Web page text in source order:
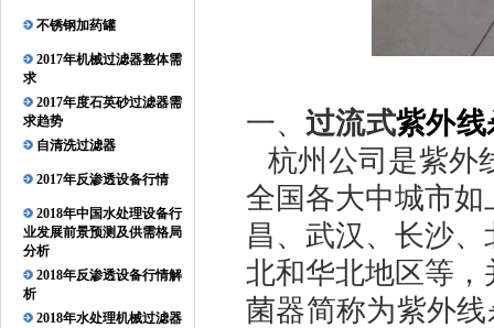
不锈钢加药罐
2017年机械过滤器整体需
求
2017年度石英砂过滤器需
求趋势
自清洗过滤器
2017年反渗透设备行情
2018年中国水处理设备行
业发展前景预测及供需格局
分析
2018年反渗透设备行情解
析
2018年水处理机械过滤器
一、 过流式紫外
杭州公司是紫外
全国各大中城市
昌、武汉、长沙
北和华北地区等
菌器简称为紫外